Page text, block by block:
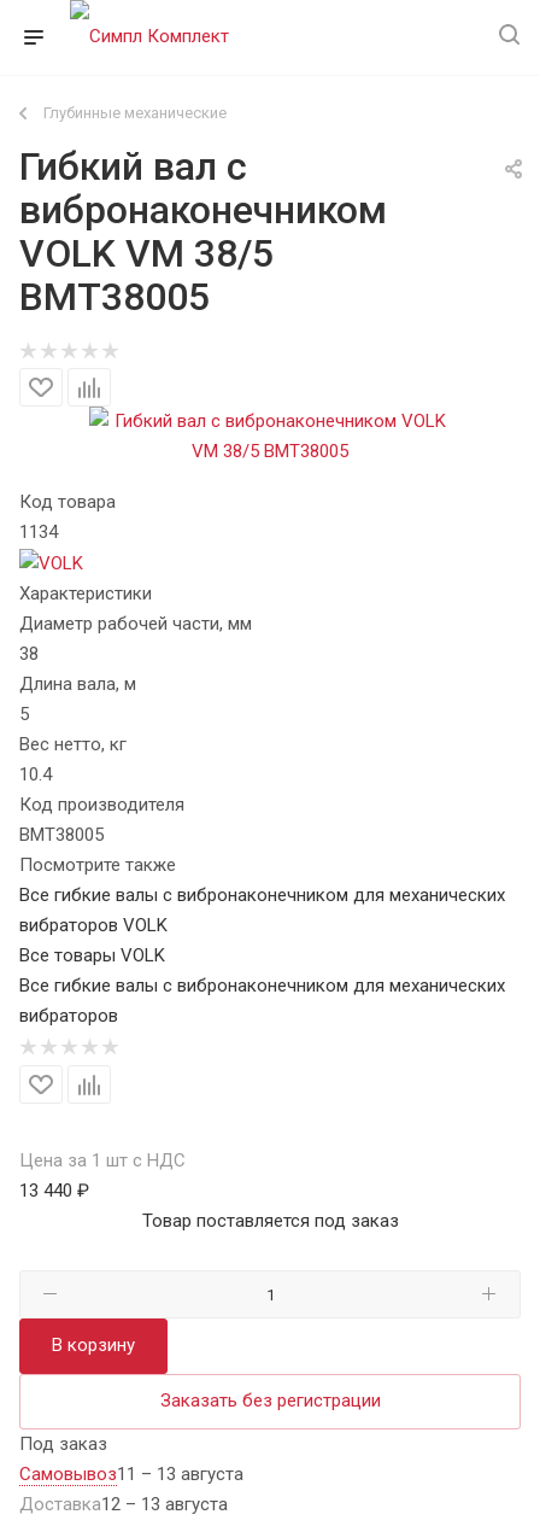
Глубинные механические
Гибкий вал с
вибронаконечником
VOLK VM 38/5
ВМТ38005
Код товара
1134
Характеристики
Диаметр рабочей части, мм
38
Длина вала, м
5
Вес нетто, кг
10.4
Код производителя
ВМТ38005
Посмотрите также
Все гибкие валы с вибронаконечником для механических
вибраторов VOLK
Все товары VOLK
Все гибкие валы с вибронаконечником для механических
вибраторов
Цена за 1 шт с НДС
13 440 ₽
Товар поставляется под заказ
В корзину
Заказать без регистрации
Под заказ
Самовывоз11 – 13 августа
Доставка12 – 13 августа